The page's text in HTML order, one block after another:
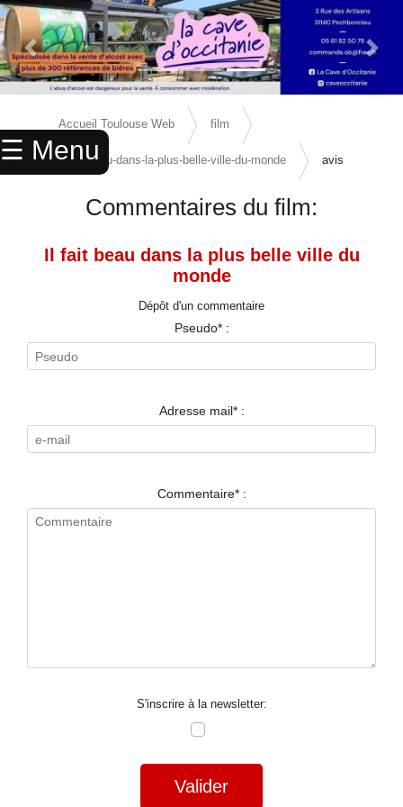
☰ Menu
× ACCUEIL
ANNUAIRE
CINEMA
MARIAGES
SPECTACLES
Previous Slide Next
Accueil Toulouse Web film
il-fait-beau-dans-la-plus-belle-ville-du-monde avis
Commentaires du film:
Il fait beau dans la plus belle ville du
monde
Dépôt d'un commentaire
Pseudo* :
Adresse mail* :
Commentaire* :
S'inscrire à la newsletter:
Valider